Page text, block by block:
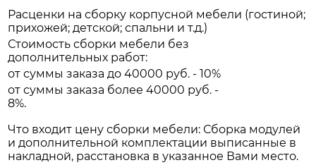
Расценки на сборку корпусной мебели (гостиной;
прихожей; детской; спальни и т.д.)
Стоимость сборки мебели без
дополнительных работ:
от суммы заказа до 40000 руб. - 10%
от суммы заказа более 40000 руб. -
8%.
Что входит цену сборки мебели: Сборка модулей
и дополнительной комплектации выписанные в
накладной, расстановка в указанное Вами место.